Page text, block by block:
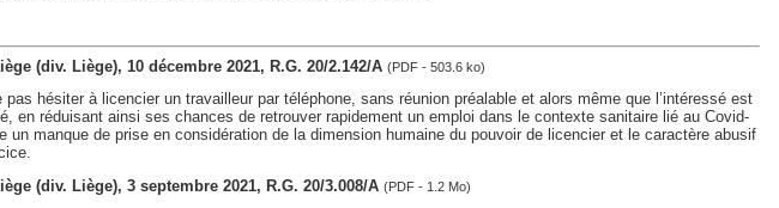
(div. Liège), 10 décembre 2021, R.G. 20/2.142/A (PDF - 503.6 ko)
pas hésiter à licencier un travailleur par téléphone, sans réunion préalable et alors même que l’intéressé est
en réduisant ainsi ses chances de retrouver rapidement un emploi dans le contexte sanitaire lié au Covid-
un manque de prise en considération de la dimension humaine du pouvoir de licencier et le caractère abusif
(div. Liège), 3 septembre 2021, R.G. 20/3.008/A (PDF - 1.2 Mo)